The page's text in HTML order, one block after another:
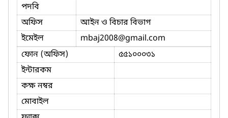
পদবি
অফিস
আইন ও বিচার বিভাগ
ইমেইল
mbaj2008@gmail.com
ফোন (অফিস)
৫৫১০০০৩১
ইন্টারকম
কক্ষ নম্বর
মোবাইল